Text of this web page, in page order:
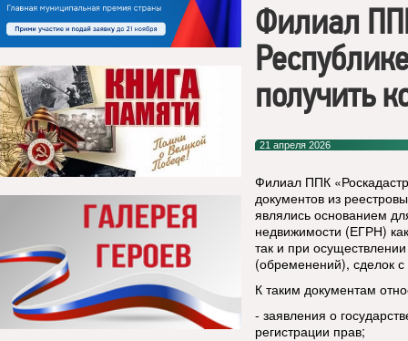
Филиал
получить
21 апреля 2026
Филиал ППК
документов из
являлись основанием
недвижимости (ЕГРН)
так и при
(обременений), сделок
К таким документам
- заявления о
регистрации прав;